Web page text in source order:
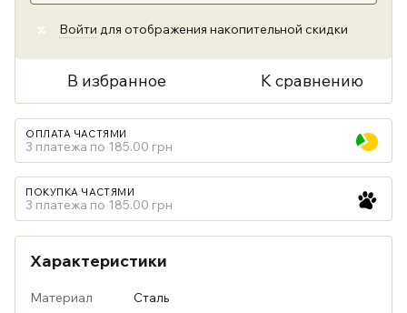
% Войти для отображения накопительной скидки
В избранное К сравнению
ОПЛАТА ЧАСТЯМИ
3 платежа по 185.00 грн
ПОКУПКА ЧАСТЯМИ
3 платежа по 185.00 грн
Характеристики
Материал
Сталь